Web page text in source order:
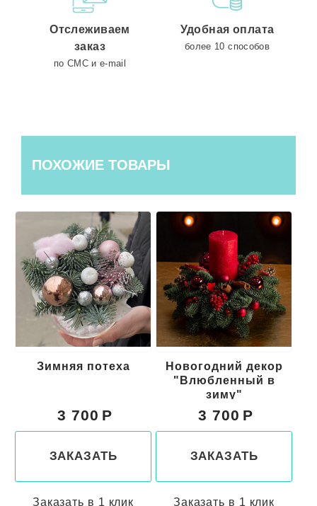
Отслеживаем
заказ
по СМС и e-mail
Удобная оплата
более 10 способов
ПОХОЖИЕ ТОВАРЫ
Новогодний декор
3 700
ЗАКАЗАТЬ
Заказать в 1 клик
Декор зимний
"Русская зима"
4 500
ЗАКАЗАТЬ
Заказать в 1 клик